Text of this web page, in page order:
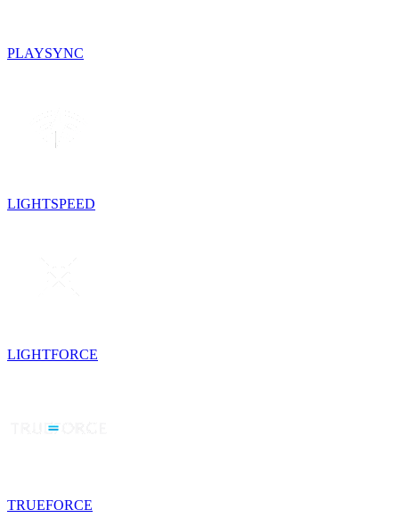
PLAYSYNC
LIGHTSPEED
LIGHTFORCE
TRUEFORCE